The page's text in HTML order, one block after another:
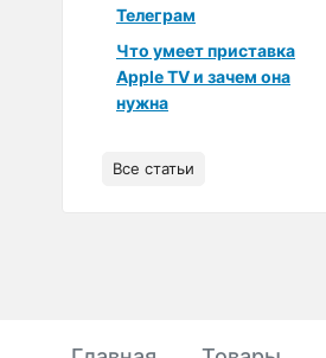
Телеграм
Что умеет приставка
Apple TV и зачем она
нужна
Все статьи